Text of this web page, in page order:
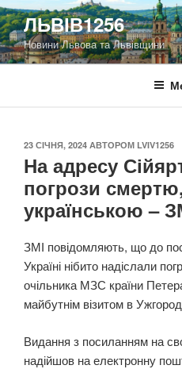
Перейти
до
вмісту
ЛЬВІВ1256
Новини Львова та Львівщини
ОПУБЛІКОВАНО
23 СІЧНЯ, 2024 АВТОРОМ LVIV1256
На адресу
погрози
українською –
ЗМІ повідомляють, що до
Україні нібито надіслали
очільника МЗС країни
майбутнім візитом в
Видання з посиланням на
надійшов на електронну